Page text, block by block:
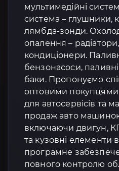
мультимедійні
система – глушники,
лямбда-зонди.
опалення –
кондиціонери.
бензонасоси,
баки. Пропонуємо
оптовими покупцями
для автосервісів та
продаж авто
включаючи двигун,
та кузовні елементи
програмне
повного контролю